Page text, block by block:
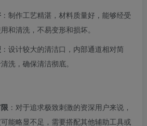
：制作工艺精湛，材料质量好，能够经受
和清洗，不易变形和损坏。
：设计较大的清洁口，内部通道相对简
洗，确保清洁彻底。
：对于追求极致刺激的资深用户来说，
能略显不足，需要搭配其他辅助工具或